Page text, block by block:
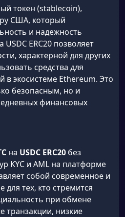
токен (stablecoin),
США, который
и надежность
ERC20 позволяет
характерной для других
средства для
в экосистеме Ethereum. Это
безопасным, но и
финансовых
на USDC ERC20 без
KYC и AML на платформе
собой современное и
тех, кто стремится
при обмене
транзакции, низкие